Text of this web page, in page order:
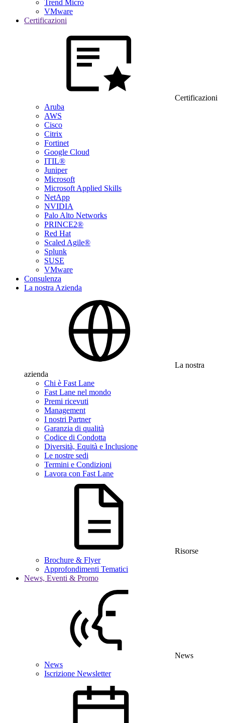
Trend Micro
VMware
Certificazioni
Certificazioni
Aruba
AWS
Cisco
Citrix
Fortinet
Google Cloud
ITIL®
Juniper
Microsoft
Microsoft Applied Skills
NetApp
NVIDIA
Palo Alto Networks
PRINCE2®
Red Hat
Scaled Agile®
Splunk
SUSE
VMware
Consulenza
La nostra Azienda
La nostra
azienda
Chi è Fast Lane
Fast Lane nel mondo
Premi ricevuti
Management
I nostri Partner
Garanzia di qualità
Codice di Condotta
Diversità, Equità e Inclusione
Le nostre sedi
Termini e Condizioni
Lavora con Fast Lane
Risorse
Brochure & Flyer
Approfondimenti Tematici
News, Eventi & Promo
News
News
Iscrizione Newsletter